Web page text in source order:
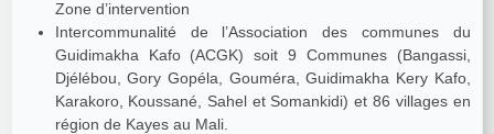
Zone d’intervention
Intercommunalité de l’Association des communes du
Guidimakha Kafo (ACGK) soit 9 Communes (Bangassi,
Djélébou, Gory Gopéla, Gouméra, Guidimakha Kery Kafo,
Karakoro, Koussané, Sahel et Somankidi) et 86 villages en
région de Kayes au Mali.